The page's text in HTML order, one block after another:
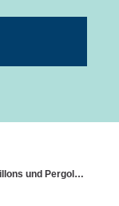
Wie sich Pavillons und Pergolen versichern lassen